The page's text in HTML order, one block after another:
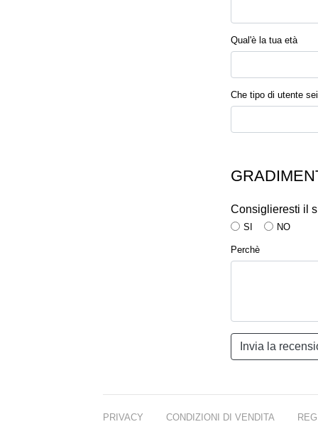
Qual'è la tua età
Che tipo di utente sei
Consiglieresti il
SI NO
Perchè
PRIVACY CONDIZIONI DI VENDITA